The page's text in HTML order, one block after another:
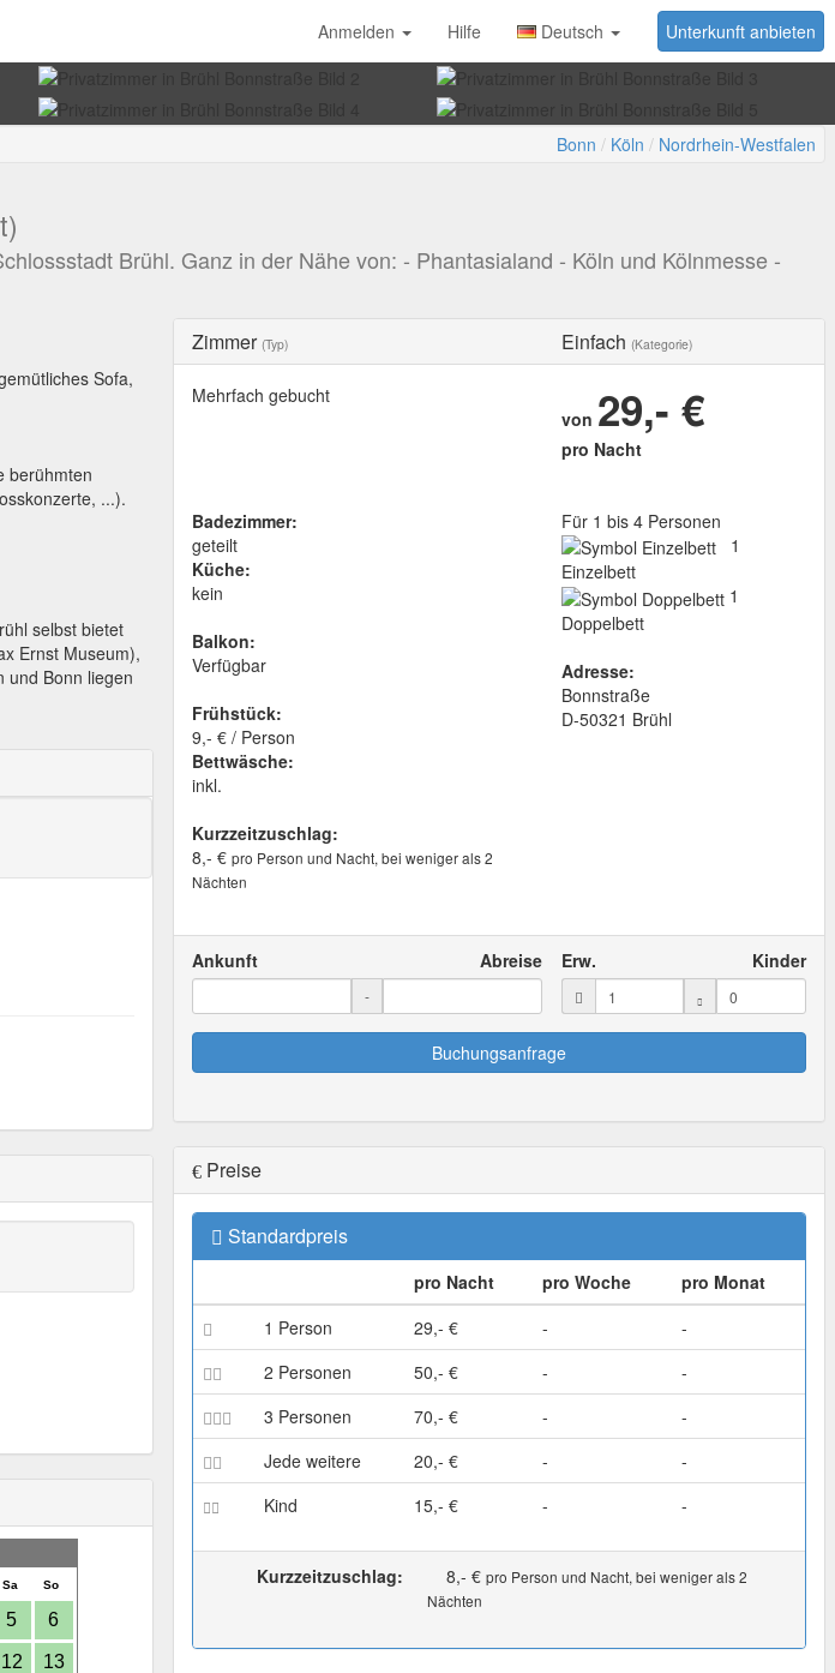
Unterkunft anbieten
Anmelden Hilfe
Deutsch
Bonn Köln Nordrhein-Westfalen
Brühl. Ganz in der Nähe von: - Phantasialand - Köln und Kölnmesse -
Zimmer (Typ) Einfach (Kategorie)
Mehrfach gebucht
von 29,- €
pro Nacht
Badezimmer:
geteilt
Küche:
kein
Balkon:
Verfügbar
Frühstück:
9,- € / Person
Bettwäsche:
inkl.
Kurzzeitzuschlag:
8,- € pro Person und Nacht, bei weniger als 2
Nächten
Für 1 bis 4 Personen
1
Einzelbett
1
Doppelbett
Adresse:
Bonnstraße
D-50321 Brühl
Ankunft Abreise
-
Erw. Kinder
Buchungsanfrage
Preise
Standardpreis
pro Nacht pro Woche
pro Monat
1 Person
29,- € -
-
2 Personen
50,- € -
-
3 Personen
70,- € -
-
Jede weitere
20,- € -
-
Kind
15,- € - -
Kurzzeitzuschlag: 8,- € pro Person und Nacht, bei weniger als 2
Nächten
Sofa,
berühmten
...).
selbst bietet
Ernst Museum),
und Bonn liegen
Sa So
5 6
12 13